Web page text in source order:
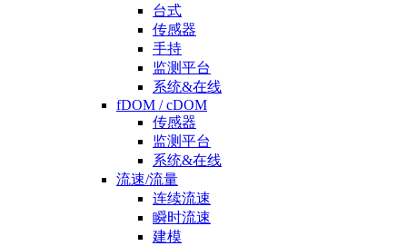
台式
传感器
手持
监测平台
系统&在线
fDOM / cDOM
传感器
监测平台
系统&在线
流速/流量
连续流速
瞬时流速
建模